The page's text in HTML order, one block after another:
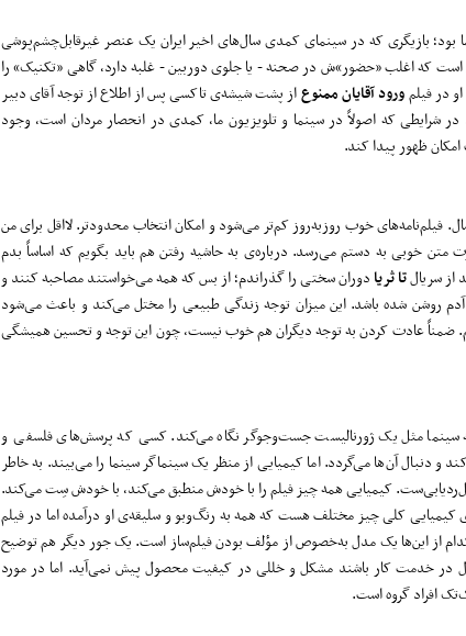
بود؛ بازیگری که در سینمای کمدی سال‌های اخیر ایران یک عنصر غیرقابل‌چشم‌پوشی
است که اغلب «حضور»ش در صحنه - یا جلوی دوربین - غلبه دارد، گاهی «تکنیک» را
در فیلمورود آقایان ممنوعاز پشت شیشه‌ی تاکسی پس از اطلاع از توجه آقای دبیر
شرایطی که اصولاً در سینما و تلویزیون ما، کمدی در انحصار مردان است، وجود
ظهور پیدا کند.
فیلم‌نامه‌های خوب روزبه‌روز کم‌تر می‌شود و امکان انتخاب محدودتر. لااقل برای من
متن خوبی به دستم می‌رسد. درباره‌ی به حاشیه رفتن هم باید بگویم که اساساً بدم
از سریالتا ثریادوران سختی را گذراندم؛ از بس که همه می‌خواستند مصاحبه کنند و
روشن شده باشد. این میزان توجه زندگی طبیعی را مختل می‌کند و باعث می‌شود
ضمناً عادت کردن به توجه دیگران هم خوب نیست، چون این توجه و تحسین همیشگی
سینما مثل یک ژورنالیست جست‌وجوگر نگاه می‌کند. کسی‌ که پرسش‌های فلسفی و
دنبال آن‌ها می‌گردد. اما کیمیایی از منظر یک سینماگر سینما را می‌بیند. به خاطر
کیمیایی همه چیز فیلم را با خودش منطبق می‌کند، با خودش سِت می‌کند.
کلی چیز مختلف هست که همه به رنگ‌وبو و سلیقه‌ی او درآمده اما در فیلم
از این‌ها یک مدل به‌خصوص از مؤلف بودن فیلم‌ساز است. یک‌ جور دیگر هم توضیح
در خدمت کار باشند مشکل و خللی در کیفیت محصول پیش نمی‌آید. اما در مورد
افراد گروه است.